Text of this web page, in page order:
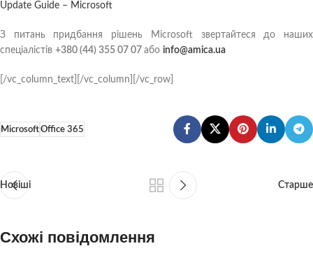
Update Guide – Microsoft
З питань придбання рішень Microsoft звертайтеся до наших
спеціалістів +380 (44) 355 07 07 або info@amica.ua
[/vc_column_text][/vc_column][/vc_row]
MicrosoftOffice 365
Новіші Старше
Схожі повідомлення